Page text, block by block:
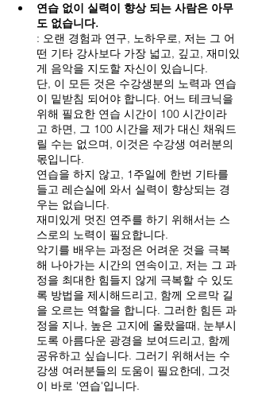
연습 없이 실력이 향상 되는 사람은 아무
도 없습니다.
: 오랜 경험과 연구, 노하우로, 저는 그 어
떤 기타 강사보다 가장 넓고, 깊고, 재미있
게 음악을 지도할 자신이 있습니다.
단, 이 모든 것은 수강생분의 노력과 연습
이 밑받침 되어야 합니다. 어느 테크닉을
위해 필요한 연습 시간이 100 시간이라
고 하면, 그 100 시간을 제가 대신 채워드
릴 수는 없으며, 이것은 수강생 여러분의
몫입니다.
연습을 하지 않고, 1주일에 한번 기타를
들고 레슨실에 와서 실력이 향상되는 경
우는 없습니다.
재미있게 멋진 연주를 하기 위해서는 스
스로의 노력이 필요합니다.
악기를 배우는 과정은 어려운 것을 극복
해 나아가는 시간의 연속이고, 저는 그 과
정을 최대한 힘들지 않게 극복할 수 있도
록 방법을 제시해드리고, 함께 오르막 길
을 오르는 역할을 합니다. 그러한 힘든 과
정을 지나, 높은 고지에 올랐을때, 눈부시
도록 아름다운 광경을 보여드리고, 함께
공유하고 싶습니다. 그러기 위해서는 수
강생 여러분들의 도움이 필요한데, 그것
이 바로 '연습'입니다.